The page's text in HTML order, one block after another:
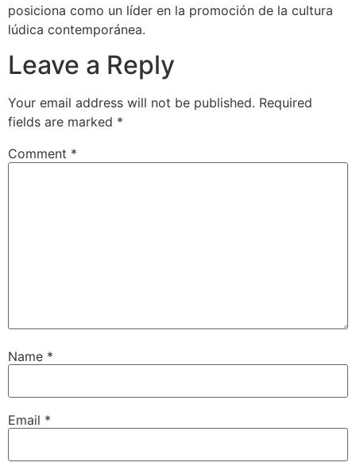
posiciona como un líder en la promoción de la cultura
lúdica contemporánea.
Leave a Reply
Your email address will not be published. Required
fields are marked *
Comment *
Name *
Email *